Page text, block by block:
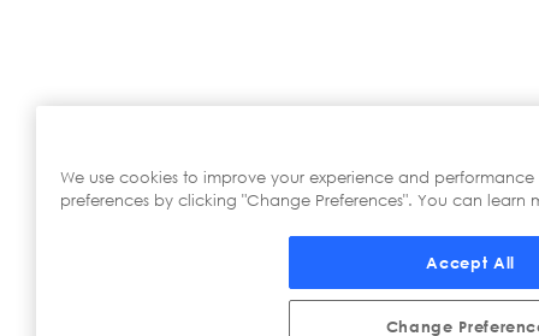
We use cookies to improve your experience and
preferences by clicking "Change Preferences". You can learn
Accept All
Change